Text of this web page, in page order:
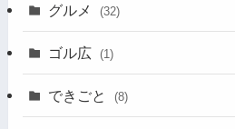
グルメ (32)
ゴル広 (1)
できごと (8)